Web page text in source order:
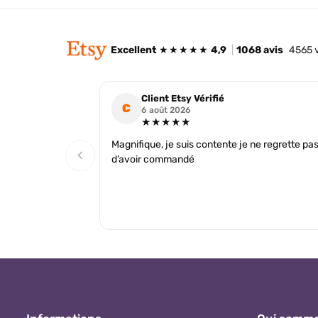
Excellent ★★★★★ 4,9 1068 avis 4565
‹
C
Client Etsy Vérifié
6 août 2026
★★★★★
Magnifique, je suis contente je ne regrette pas
d’avoir commandé